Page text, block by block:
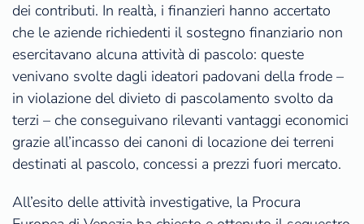
dei contributi. In realtà, i finanzieri hanno accertato
che le aziende richiedenti il sostegno finanziario non
esercitavano alcuna attività di pascolo: queste
venivano svolte dagli ideatori padovani della frode –
in violazione del divieto di pascolamento svolto da
terzi – che conseguivano rilevanti vantaggi economici
grazie all’incasso dei canoni di locazione dei terreni
destinati al pascolo, concessi a prezzi fuori mercato.
All’esito delle attività investigative, la Procura